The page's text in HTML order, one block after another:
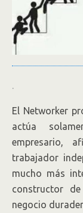
.
El Networker
actúa
empresario,
trabajador
mucho más
constructor
negocio